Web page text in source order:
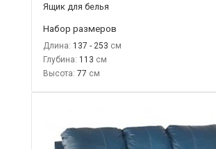
Ящик для белья
Набор размеров
Длина: 137 - 253
Глубина: 113
Высота: 77